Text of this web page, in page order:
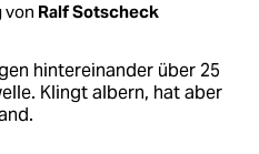
von Ralf Sotscheck
hintereinander über 25
Klingt albern, hat aber